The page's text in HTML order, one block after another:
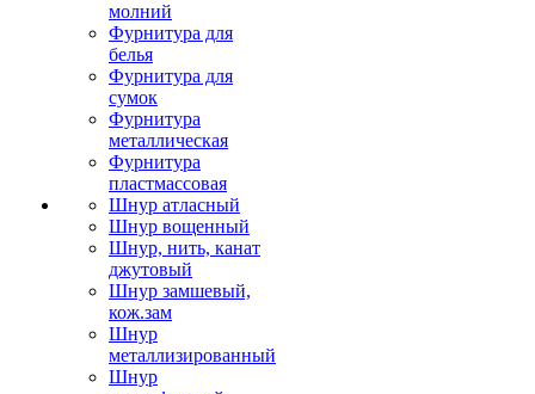
молний
Фурнитура для
белья
Фурнитура для
сумок
Фурнитура
металлическая
Фурнитура
пластмассовая
Шнур атласный
Шнур вощенный
Шнур, нить, канат
джутовый
Шнур замшевый,
кож.зам
Шнур
металлизированный
Шнур